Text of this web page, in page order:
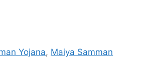
Yojana, Maiya Samman